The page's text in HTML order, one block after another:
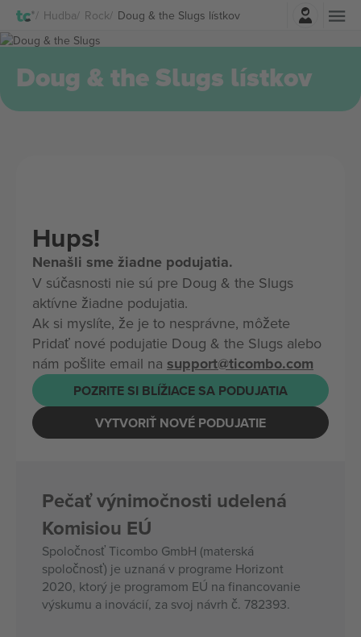
Hudba Rock Doug & the Slugs lístkov
Prihlásenie
Doug & the Slugs lístkov
Hups!
Nenašli sme žiadne podujatia.
V súčasnosti nie sú pre Doug & the Slugs
aktívne žiadne podujatia.
Ak si myslíte, že je to nesprávne, môžete
Pridať nové podujatie Doug & the Slugs alebo
nám pošlite email na support@ticombo.com
POZRITE SI BLÍŽIACE SA PODUJATIA
VYTVORIŤ NOVÉ PODUJATIE
Pečať výnimočnosti udelená
Komisiou EÚ
Spoločnosť Ticombo GmbH (materská
spoločnosť) je uznaná v programe Horizont
2020, ktorý je programom EÚ na financovanie
výskumu a inovácií, za svoj návrh č. 782393.